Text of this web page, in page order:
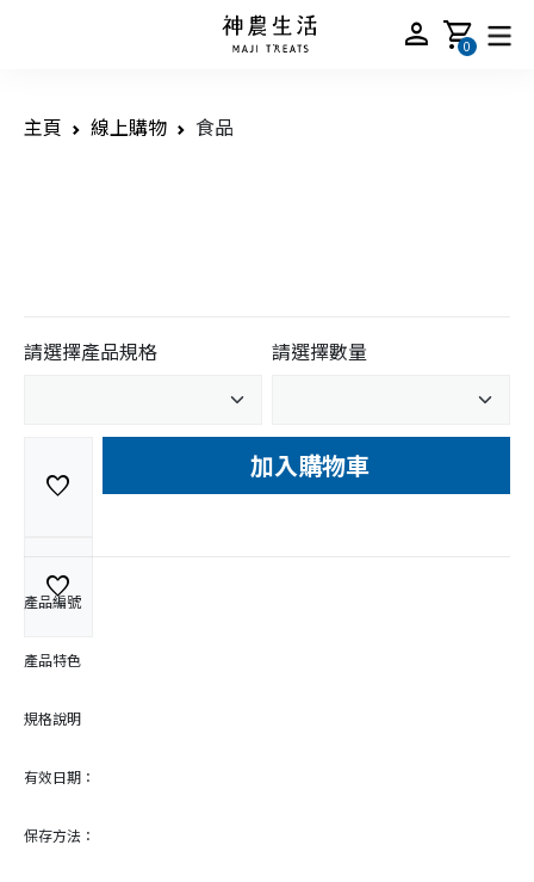
person shopping_cart
0
主頁 線上購物 食品
請選擇產品規格 請選擇數量
favorite
favorite
加入購物車
產品編號
產品特色
規格說明
有效日期：
保存方法：